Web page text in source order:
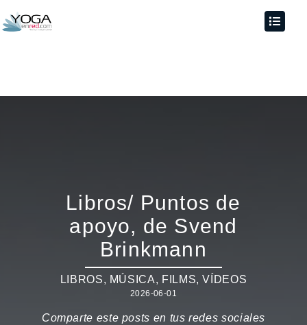
Libros/ Puntos de
apoyo, de Svend
Brinkmann
LIBROS, MÚSICA, FILMS, VÍDEOS
2026-06-01
Comparte este posts en tus redes sociales